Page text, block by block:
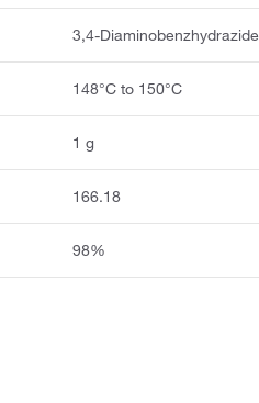
3,4-Diaminobenzhydrazide
148°C to 150°C
1 g
166.18
98%